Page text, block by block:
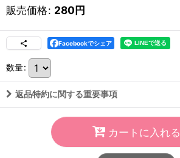
販売価格: 280円
Facebookでシェア
数量:
返品特約に関する重要事項
カートに入れる